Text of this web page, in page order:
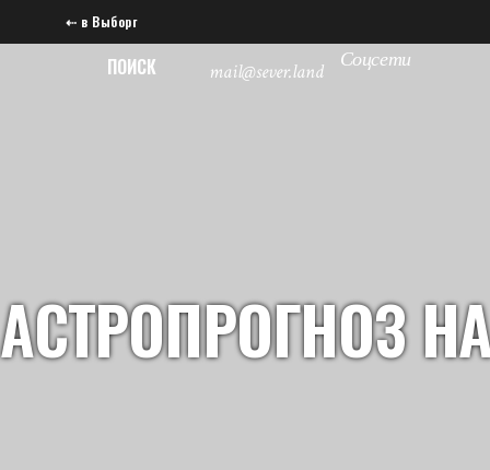
⇠ в Выборг
ПОИСК mail@sever.land Соцсети
АСТРОПРОГНОЗ